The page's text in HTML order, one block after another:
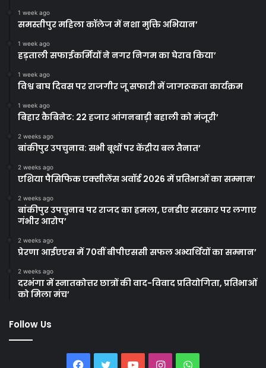
1 week ago
समस्तीपुर महिला कॉलेज में नशा मुक्ति अभियान’
1 week ago
हड़ताली सफाईकर्मियों ने नगर निगम का घेराव किया’
1 week ago
विश्व बाघ दिवस पर राजगीर जू सफारी में जागरूकता कार्यक्रम
1 week ago
बिहार कैबिनेट: 22 हजार आंगनबाड़ी बहाली को मंजूरी’
2 weeks ago
बांकीपुर उपचुनाव: सभी बूथों पर केंद्रीय बल तैनात’
2 weeks ago
एशिया पैसिफिक एक्सीलेंस अवॉर्ड 2026 में प्रतिभाओं का सम्मान’
2 weeks ago
बांकीपुर उपचुनाव पर राजद का हमला, एनडीए सरकार पर लगाए
गंभीर आरोप’
2 weeks ago
प्रेरणा आईएएस में 70वीं बीपीएससी सफल अभ्यर्थियों का सम्मान’
2 weeks ago
दरभंगा में स्नातकोत्तर छात्रों की वाद-विवाद प्रतियोगिता, प्रतिभाओं
को मिला मंच’
Follow Us
Facebook
TwitterYouTubeInstagramWhatsApp